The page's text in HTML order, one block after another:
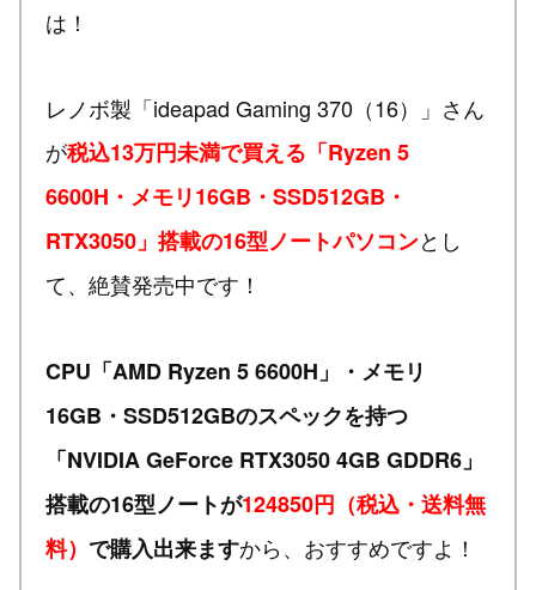
は！
レノボ製「ideapad Gaming 370（16）」さん
が税込13万円未満で買える「Ryzen 5
6600H・メモリ16GB・SSD512GB・
RTX3050」搭載の16型ノートパソコンとし
て、絶賛発売中です！
CPU「AMD Ryzen 5 6600H」・メモリ
16GB・SSD512GBのスペックを持つ
「NVIDIA GeForce RTX3050 4GB GDDR6」
搭載の16型ノートが124850円（税込・送料無
料） で購入出来ますから、おすすめですよ！